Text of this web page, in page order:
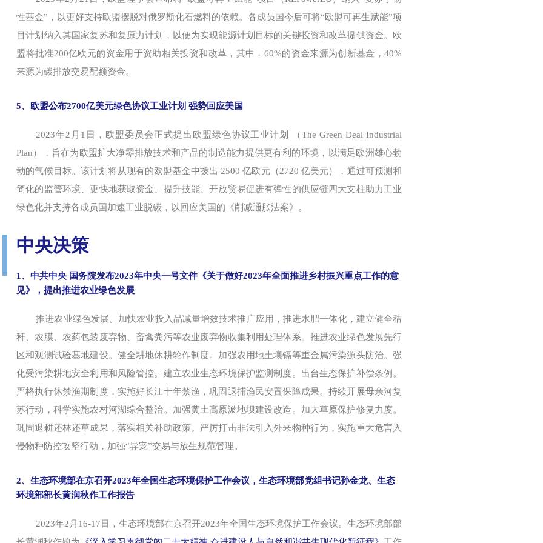
性基金”，以更好支持欧盟摆脱对俄罗斯化石燃料的依赖。各成员国今后可将“欧盟可再生赋能”项
目计划纳入其国家复苏和复原力计划，以便为实现能源计划目标的关键投资和改革提供资金。欧
盟将批准200亿欧元的资金用于资助相关投资和改革，其中，60%的资金来源为创新基金，40%
来源为碳排放交易配额资金。
5、欧盟公布2700亿美元绿色协议工业计划 强势回应美国
2023年2月1日，欧盟委员会正式提出欧盟绿色协议工业计划 （The Green Deal Industrial
Plan），旨在为欧盟扩大净零排放技术和产品的制造能力提供更有利的环境，以满足欧洲雄心勃
勃的气候目标。该计划将从现有的欧盟基金中拨出 2500 亿欧元（2720 亿美元），通过可预测和
简化的监管环境、更快地获取资金、提升技能、开放贸易促进有弹性的供应链四大支柱助力工业
绿色化并支持各成员国加速工业脱碳，以回应美国的《削减通胀法案》。
中央决策
1、中共中央 国务院发布2023年中央一号文件《关于做好2023年全面推进乡村振兴重点工作的意
见》，提出推进农业绿色发展
推进农业绿色发展。加快农业投入品减量增效技术推广应用，推进水肥一体化，建立健全秸
秆、农膜、农药包装废弃物、畜禽粪污等农业废弃物收集利用处理体系。推进农业绿色发展先行
区和观测试验基地建设。健全耕地休耕轮作制度。加强农用地土壤镉等重金属污染源头防治。强
化受污染耕地安全利用和风险管控。建立农业生态环境保护监测制度。出台生态保护补偿条例。
严格执行休禁渔期制度，实施好长江十年禁渔，巩固退捕渔民安置保障成果。持续开展母亲河复
苏行动，科学实施农村河湖综合整治。加强黄土高原淤地坝建设改造。加大草原保护修复力度。
巩固退耕还林还草成果，落实相关补助政策。严厉打击非法引入外来物种行为，实施重大危害入
侵物种防控攻坚行动，加强“异宠”交易与放生规范管理。
2、生态环境部在京召开2023年全国生态环境保护工作会议，生态环境部党组书记孙金龙、生态
环境部部长黄润秋作工作报告
2023年2月16-17日，生态环境部在京召开2023年全国生态环境保护工作会议。生态环境部部